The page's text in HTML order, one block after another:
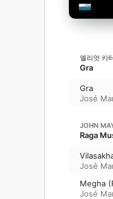
엘리엇 카
Gra
Gra
José
JOHN
Raga
José
Megha
José